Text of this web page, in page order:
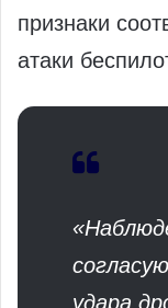
признаки
атаки
удара